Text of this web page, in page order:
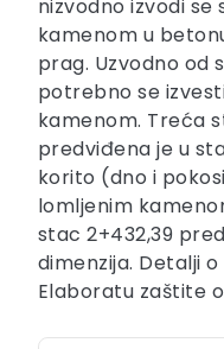
nizvodno izvodi
kamenom u
prag. Uzvodno od
potrebno se
kamenom. Treća
predviđena je u
korito (dno i
lomljenim
stac 2+432,39
dimenzija. Detalji
Elaboratu zaštite